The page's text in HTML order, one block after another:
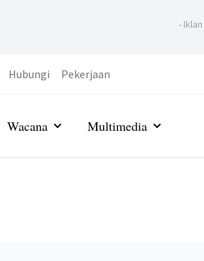
- Iklan
Hubungi Pekerjaan
Wacana Multimedia